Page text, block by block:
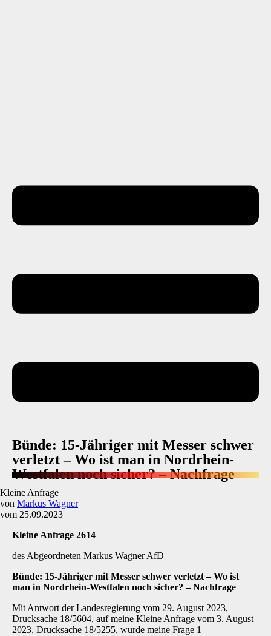
Bünde: 15-Jähriger mit Messer schwer
verletzt – Wo ist man in Nordrhein-
Westfalen noch sicher? – Nachfrage
Kleine Anfrage
von Markus Wagner
vom 25.09.2023
Kleine Anfrage 2614
des Abgeordneten Markus Wagner AfD
Bünde: 15-Jähriger mit Messer schwer verletzt–Wo ist
man in Nordrhein-Westfalen noch sicher?–Nachfrage
Mit Antwort der Landesregierung vom 29. August 2023,
Drucksache 18/5604, auf meine Kleine Anfrage vom 3. August
2023, Drucksache 18/5255, wurde meine Frage 1